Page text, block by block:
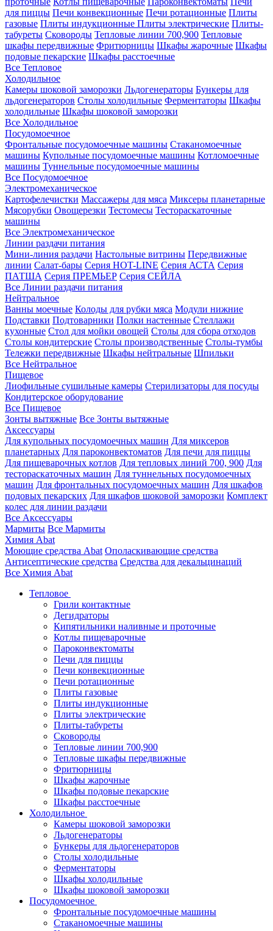
для пиццы Печи конвекционные Печи ротационные Плиты
газовые Плиты индукционные Плиты электрические Плиты-
табуреты Сковороды Тепловые линии 700,900 Тепловые
шкафы передвижные Фритюрницы Шкафы жарочные Шкафы
подовые пекарские Шкафы расстоечные
Все Тепловое
Холодильное
Камеры шоковой заморозки Льдогенераторы Бункеры для
льдогенераторов Столы холодильные Ферментаторы Шкафы
холодильные Шкафы шоковой заморозки
Все Холодильное
Посудомоечное
Фронтальные посудомоечные машины Стаканомоечные
машины Купольные посудомоечные машины Котломоечные
машины Туннельные посудомоечные машины
Все Посудомоечное
Электромеханическое
Картофелечистки Массажеры для мяса Миксеры планетарные
Мясорубки Овощерезки Тестомесы Тестораскаточные
машины
Все Электромеханическое
Линии раздачи питания
Мини-линия раздачи Настольные витрины Передвижные
линии Салат-бары Серия HOT-LINE Серия АСТА Серия
ПАТША Серия ПРЕМЬЕР Серия СЕЙЛА
Все Линии раздачи питания
Нейтральное
Ванны моечные Колоды для рубки мяса Модули нижние
Подставки Подтоварники Полки настенные Стеллажи
кухонные Стол для мойки овощей Столы для сбора отходов
Столы кондитерские Столы производственные Столы-тумбы
Тележки передвижные Шкафы нейтральные Шпильки
Все Нейтральное
Пищевое
Лиофильные сушильные камеры Стерилизаторы для посуды
Кондитерское оборудование
Все Пищевое
Зонты вытяжные Все Зонты вытяжные
Аксессуары
Для купольных посудомоечных машин Для миксеров
планетарных Для пароконвектоматов Для печи для пиццы
Для пищеварочных котлов Для тепловых линий 700, 900 Для
тестораскаточных машин Для туннельных посудомоечных
машин Для фронтальных посудомоечных машин Для шкафов
подовых пекарских Для шкафов шоковой заморозки Комплект
колес для линии раздачи
Все Аксессуары
Мармиты Все Мармиты
Химия Abat
Моющие средства Abat Ополаскивающие средства
Антисептические средства Средства для декальцинаций
Все Химия Abat
Тепловое
Грили контактные
Дегидраторы
Кипятильники наливные и проточные
Котлы пищеварочные
Пароконвектоматы
Печи для пиццы
Печи конвекционные
Печи ротационные
Плиты газовые
Плиты индукционные
Плиты электрические
Плиты-табуреты
Сковороды
Тепловые линии 700,900
Тепловые шкафы передвижные
Фритюрницы
Шкафы жарочные
Шкафы подовые пекарские
Шкафы расстоечные
Холодильное
Камеры шоковой заморозки
Льдогенераторы
Бункеры для льдогенераторов
Столы холодильные
Ферментаторы
Шкафы холодильные
Шкафы шоковой заморозки
Посудомоечное
Фронтальные посудомоечные машины
Стаканомоечные машины